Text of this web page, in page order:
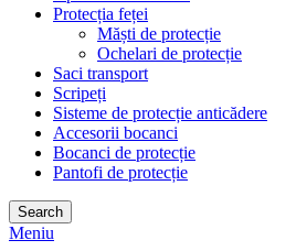
Protecția feței
Măști de protecție
Ochelari de protecție
Saci transport
Scripeți
Sisteme de protecție anticădere
Accesorii bocanci
Bocanci de protecție
Pantofi de protecție
Search
Meniu